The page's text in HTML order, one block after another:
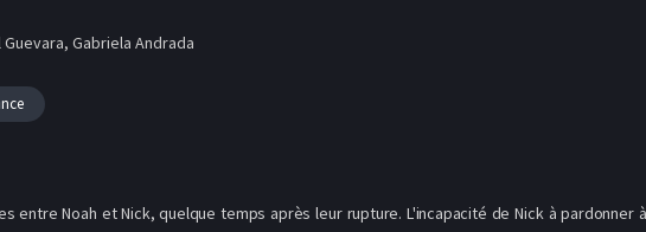
Gabriela Andrada
entre Noah et Nick, quelque temps après leur rupture. L'incapacité de Nick à pardonner